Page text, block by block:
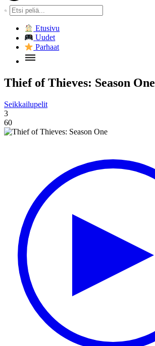
Etusivu
Uudet
Parhaat
Thief of Thieves: Season One
Seikkailupelit
3
60